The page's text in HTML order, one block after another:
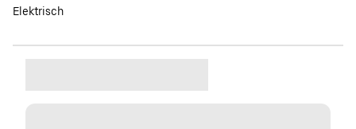
Elektrisch